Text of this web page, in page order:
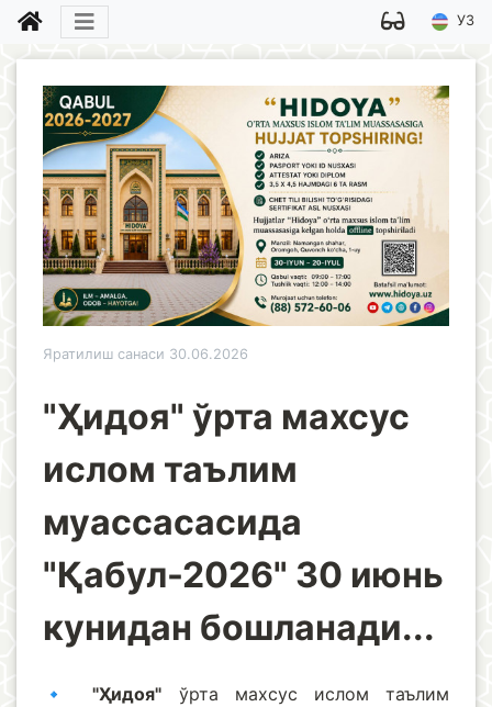
УЗ
Яратилиш санаси 30.06.2026
"Ҳидоя" ўрта махсус
ислом таълим
муассасасида
"Қабул-2026" 30 июнь
кунидан бошланади...
🔹"Ҳидоя" ўрта махсус ислом таълим